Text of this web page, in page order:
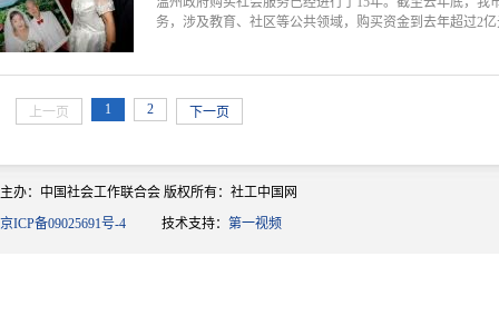
务，涉及教育、社区等公共领域，购买资金到去年超过2
上一页 1 2 下一页
主办：中国社会工作联合会 版权所有：社工中国网
京ICP备09025691号-4 技术支持： 第一视频